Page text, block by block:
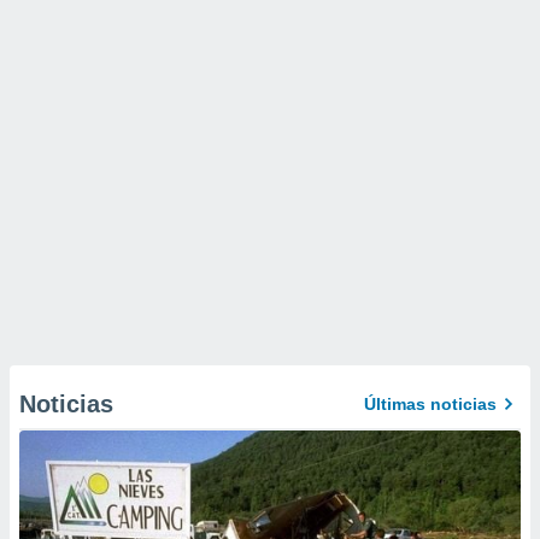
Noticias Últimas noticias